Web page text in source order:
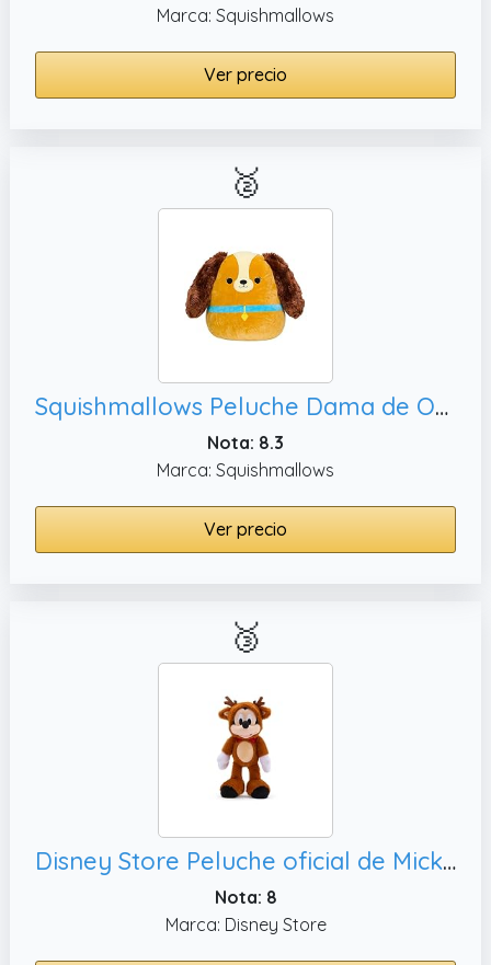
Marca: Squishmallows
Ver precio
🥈
Squishmallows Peluche Dama de Original Disney de 35 cm
Nota: 8.3
Marca: Squishmallows
Ver precio
🥉
Disney Store Peluche oficial de Mickey Mouse - Peluche navideño de 15 pulgadas en traje de reno con pajarita brillante, animales de peluche de Disney para niños y niñas
Nota: 8
Marca: Disney Store